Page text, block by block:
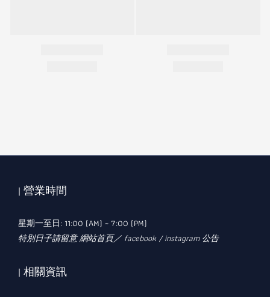
| 營業時間
星期一至日: 11:00 (AM) ~ 7:00 (PM)
特別日子請留意 網站首頁／ facebook / instagram 公告
| 相關資訊